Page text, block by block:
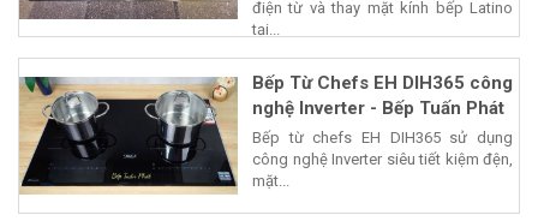
điện từ và thay mặt kính bếp Latino
tại...
Bếp Từ Chefs EH DIH365 công
nghệ Inverter - Bếp Tuấn Phát
Bếp từ chefs EH DIH365 sử dụng
công nghệ Inverter siêu tiết kiệm đện,
mặt...